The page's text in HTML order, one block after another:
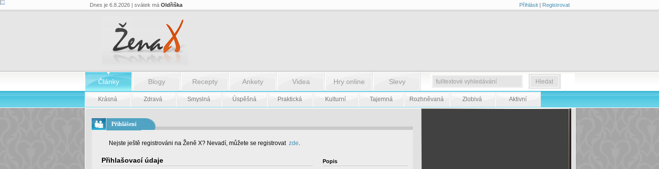
Dnes je 6.8.2026 | svátek má Oldřiška Přihlásit| Registrovat
Články Blogy Recepty Ankety Videa Hry online Slevy
Krásná Zdravá Smyslná Úspěšná Praktická Kulturní Tajemná Rozhněvaná Zlobivá Aktivní
Přihlášení
Nejste ještě registrováni na Ženě X? Nevadí, můžete se registrovat zde.
Přihlašovací údaje Popis